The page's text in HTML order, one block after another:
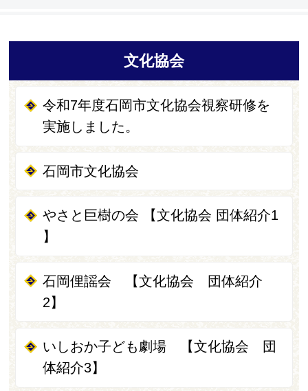
文化協会
令和7年度石岡市文化協会視察研修を
実施しました。
石岡市文化協会
やさと巨樹の会 【文化協会 団体紹介1
】
石岡俚謡会 【文化協会 団体紹介
2】
いしおか子ども劇場 【文化協会 団
体紹介3】